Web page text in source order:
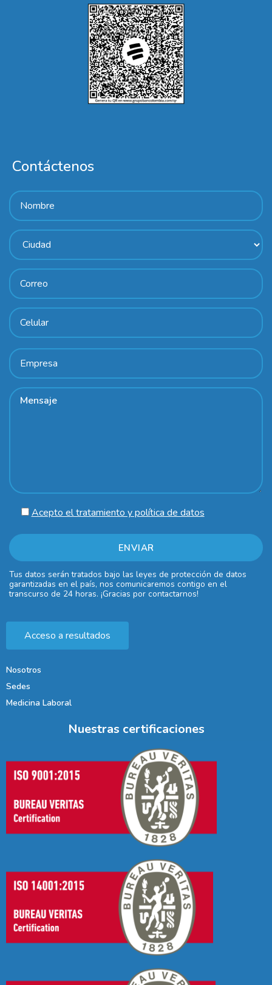
Contáctenos
Acepto el tratamiento y política de datos
Tus datos serán tratados bajo las leyes de protección de datos
garantizadas en el país, nos comunicaremos contigo en el
transcurso de 24 horas. ¡Gracias por contactarnos!
Acceso a resultados
Nosotros
Sedes
Medicina Laboral
Nuestras certificaciones